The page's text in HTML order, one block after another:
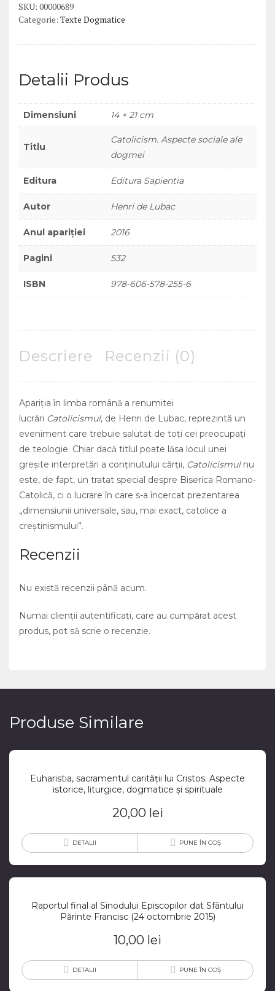
SKU: 00000689
Categorie: Texte Dogmatice
Detalii Produs
Dimensiuni 14 × 21 cm
Titlu
Catolicism. Aspecte sociale ale
dogmei
Editura Editura Sapientia
Autor Henri de Lubac
Anul apariției 2016
Pagini 532
ISBN 978-606-578-255-6
Descriere Recenzii (0)
Apariţia în limba română a renumitei
lucrări Catolicismul, de Henri de Lubac, reprezintă un
eveniment care trebuie salutat de toţi cei preocupaţi
de teologie. Chiar dacă titlul poate lăsa locul unei
greşite interpretări a conţinutului cărţii, Catolicismulnu
este, de fapt, un tratat special despre Biserica Romano-
Catolică, ci o lucrare în care s-a încercat prezentarea
„dimensiunii universale, sau, mai exact, catolice a
creştinismului”.
Recenzii
Nu există recenzii până acum.
Numai clienții autentificați, care au cumpărat acest
produs, pot să scrie o recenzie.
Produse Similare
Euharistia, sacramentul carității lui Cristos. Aspecte
istorice, liturgice, dogmatice și spirituale
20,00 lei
DETALII PUNE ÎN COȘ
Raportul final al Sinodului Episcopilor dat Sfântului
Părinte Francisc (24 octombrie 2015)
10,00 lei
DETALII PUNE ÎN COȘ